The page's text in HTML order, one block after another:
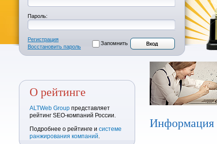
Пароль:
Регистрация
Восстановить пароль
Запомнить
О рейтинге
ALTWeb Group представляет
рейтинг SEO-компаний России.
Подробнее о рейтинге и системе
ранжирования компаний.
Информация